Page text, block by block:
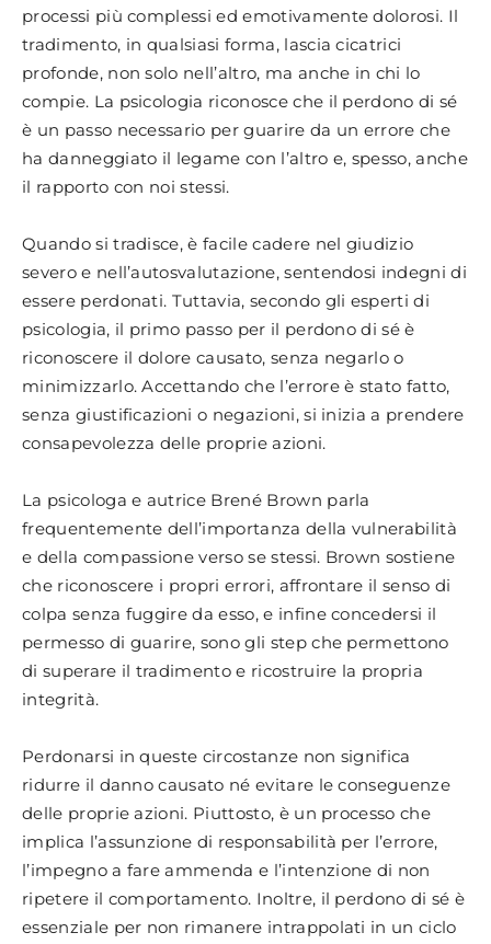
processi più complessi ed emotivamente dolorosi. Il
tradimento, in qualsiasi forma, lascia cicatrici
profonde, non solo nell’altro, ma anche in chi lo
compie. La psicologia riconosce che il perdono di sé
è un passo necessario per guarire da un errore che
ha danneggiato il legame con l’altro e, spesso, anche
il rapporto con noi stessi.
Quando si tradisce, è facile cadere nel giudizio
severo e nell’autosvalutazione, sentendosi indegni di
essere perdonati. Tuttavia, secondo gli esperti di
psicologia, il primo passo per il perdono di sé è
riconoscere il dolore causato, senza negarlo o
minimizzarlo. Accettando che l’errore è stato fatto,
senza giustificazioni o negazioni, si inizia a prendere
consapevolezza delle proprie azioni.
La psicologa e autrice Brené Brown parla
frequentemente dell’importanza della vulnerabilità
e della compassione verso se stessi. Brown sostiene
che riconoscere i propri errori, affrontare il senso di
colpa senza fuggire da esso, e infine concedersi il
permesso di guarire, sono gli step che permettono
di superare il tradimento e ricostruire la propria
integrità.
Perdonarsi in queste circostanze non significa
ridurre il danno causato né evitare le conseguenze
delle proprie azioni. Piuttosto, è un processo che
implica l’assunzione di responsabilità per l’errore,
l’impegno a fare ammenda e l’intenzione di non
ripetere il comportamento. Inoltre, il perdono di sé è
essenziale per non rimanere intrappolati in un ciclo